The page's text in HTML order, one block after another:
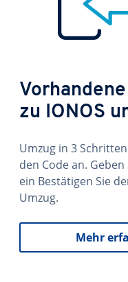
zu IONOS
Umzug in 3
den Code an.
ein Bestätigen Sie
Umzug.
Mehr